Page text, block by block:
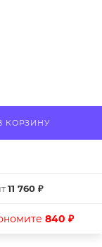
КОРЗИНУ
11 760 ₽
840 ₽